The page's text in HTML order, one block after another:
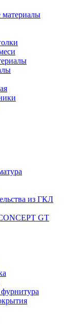
материалы
из ГКЛ
GT